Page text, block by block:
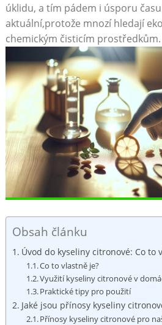
úklidu,‍ a tím⁣ pádem i​ úsporu
aktuální,protože‌ mnozí hledají
chemickým ⁣čisticím ​prostředkům.
Obsah článku
Úvod do kyseliny ⁢citronové: Co to
Co to vlastně je?
Využití‌ kyseliny citronové v
Praktické ‌tipy pro⁤ použití
Jaké jsou přínosy ‍kyseliny
Přínosy kyseliny citronové pro⁣